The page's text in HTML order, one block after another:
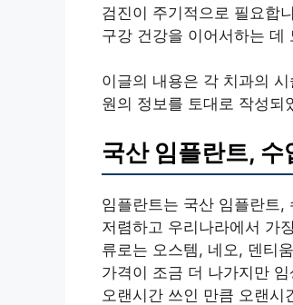
검진이 주기적으로 필요합
구강 건강을 이어서하는 데
이글의 내용은 각 치과의
원의 정보를 토대로 작성되
국산 임플란트,
임플란트는 국산 임플란트,
저렴하고 우리나라에서 가
류로는 오스템, 네오, 덴티
가격이 조금 더 나가지만
오랜시간 쓰인 만큼 오랜시